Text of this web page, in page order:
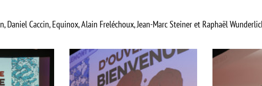
Daniel Caccin, Equinox, Alain Freléchoux, Jean-Marc Steiner et Raphaël